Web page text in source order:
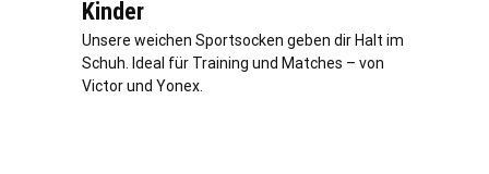
Kinder
Unsere weichen Sportsocken geben dir Halt im
Schuh. Ideal für Training und Matches – von
Victor und Yonex.